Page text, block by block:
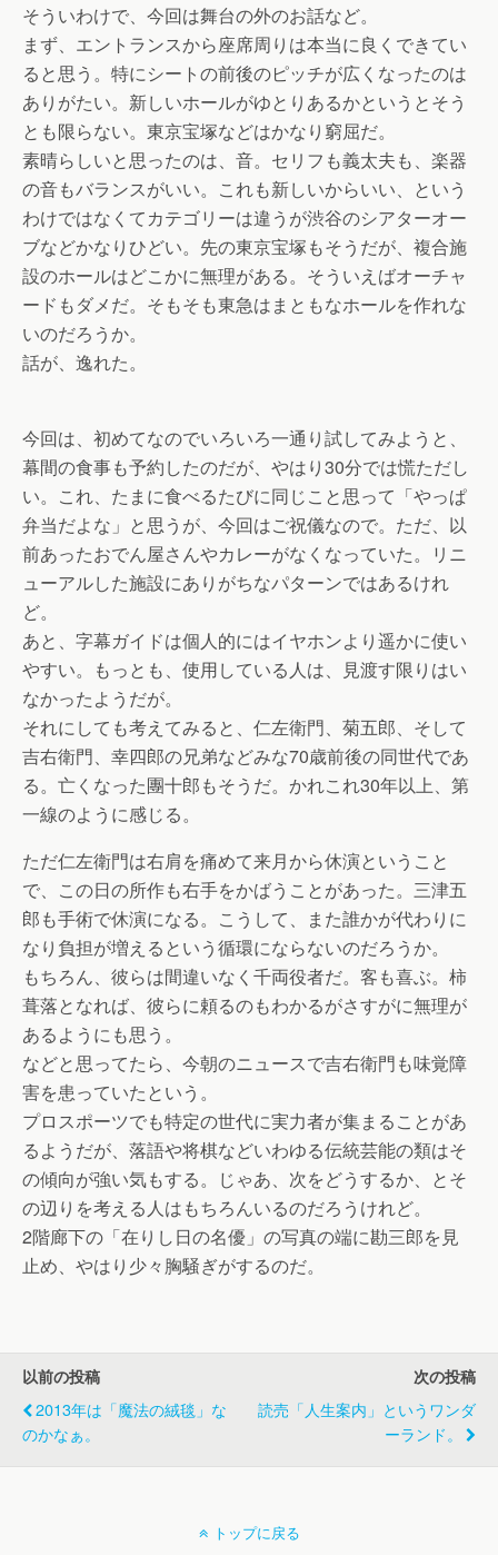
そういわけで、今回は舞台の外のお話など。
まず、エントランスから座席周りは本当に良くできてい
ると思う。特にシートの前後のピッチが広くなったのは
ありがたい。新しいホールがゆとりあるかというとそう
とも限らない。東京宝塚などはかなり窮屈だ。
素晴らしいと思ったのは、音。セリフも義太夫も、楽器
の音もバランスがいい。これも新しいからいい、という
わけではなくてカテゴリーは違うが渋谷のシアターオー
ブなどかなりひどい。先の東京宝塚もそうだが、複合施
設のホールはどこかに無理がある。そういえばオーチャ
ードもダメだ。そもそも東急はまともなホールを作れな
いのだろうか。
話が、逸れた。
今回は、初めてなのでいろいろ一通り試してみようと、
幕間の食事も予約したのだが、やはり30分では慌ただし
い。これ、たまに食べるたびに同じこと思って「やっぱ
弁当だよな」と思うが、今回はご祝儀なので。ただ、以
前あったおでん屋さんやカレーがなくなっていた。リニ
ューアルした施設にありがちなパターンではあるけれ
ど。
あと、字幕ガイドは個人的にはイヤホンより遥かに使い
やすい。もっとも、使用している人は、見渡す限りはい
なかったようだが。
それにしても考えてみると、仁左衛門、菊五郎、そして
吉右衛門、幸四郎の兄弟などみな70歳前後の同世代であ
る。亡くなった團十郎もそうだ。かれこれ30年以上、第
一線のように感じる。
ただ仁左衛門は右肩を痛めて来月から休演ということ
で、この日の所作も右手をかばうことがあった。三津五
郎も手術で休演になる。こうして、また誰かが代わりに
なり負担が増えるという循環にならないのだろうか。
もちろん、彼らは間違いなく千両役者だ。客も喜ぶ。柿
葺落となれば、彼らに頼るのもわかるがさすがに無理が
あるようにも思う。
などと思ってたら、今朝のニュースで吉右衛門も味覚障
害を患っていたという。
プロスポーツでも特定の世代に実力者が集まることがあ
るようだが、落語や将棋などいわゆる伝統芸能の類はそ
の傾向が強い気もする。じゃあ、次をどうするか、とそ
の辺りを考える人はもちろんいるのだろうけれど。
2階廊下の「在りし日の名優」の写真の端に勘三郎を見
止め、やはり少々胸騒ぎがするのだ。
以前の投稿
2013年は「魔法の絨毯」な
のかなぁ。
次の投稿
読売「人生案内」というワンダ
ーランド。
トップに戻る